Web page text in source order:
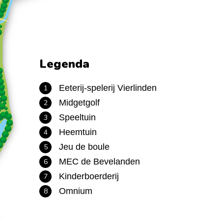
Legenda
1 Eeterij-spelerij Vierlinden
2 Midgetgolf
3 Speeltuin
4 Heemtuin
5 Jeu de boule
6 MEC de Bevelanden
7 Kinderboerderij
8 Omnium